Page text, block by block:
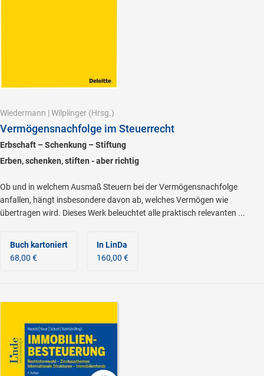
Wiedermann | Wilplinger (Hrsg.)
Vermögensnachfolge im Steuerrecht
Erbschaft – Schenkung – Stiftung
Erben, schenken, stiften - aber richtig
Ob und in welchem Ausmaß Steuern bei der Vermögensnachfolge
anfallen, hängt insbesondere davon ab, welches Vermögen wie
übertragen wird. Dieses Werk beleuchtet alle praktisch relevanten ...
Buch kartoniert
68,00 €
In LinDa
160,00 €